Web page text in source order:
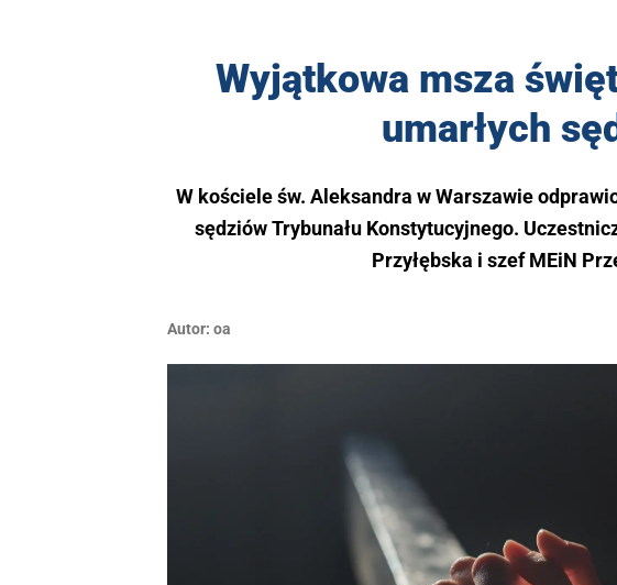
Wyjątkowa msza
umarłych
W kościele św. Aleksandra w Warszawie
sędziów Trybunału Konstytucyjnego.
Przyłębska i szef MEiN
Autor: oa